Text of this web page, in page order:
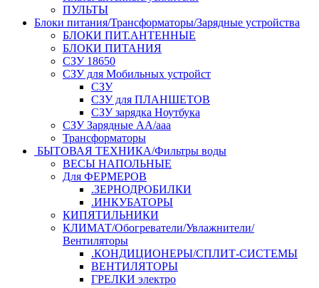
ПУЛЬТЫ
Блоки питания/Трансформаторы/Зарядные устройства
БЛОКИ ПИТ.АНТЕННЫЕ
БЛОКИ ПИТАНИЯ
СЗУ 18650
СЗУ для Мобильных устройст
СЗУ
СЗУ для ПЛАНШЕТОВ
СЗУ зарядка Ноутбука
СЗУ Зарядные АА/ааа
Трансформаторы
БЫТОВАЯ ТЕХНИКА/Фильтры воды
ВЕСЫ НАПОЛЬНЫЕ
Для ФЕРМЕРОВ
.ЗЕРНОДРОБИЛКИ
.ИНКУБАТОРЫ
КИПЯТИЛЬНИКИ
КЛИМАТ/Обогреватели/Увлажнители/
Вентиляторы
.КОНДИЦИОНЕРЫ/СПЛИТ-СИСТЕМЫ
ВЕНТИЛЯТОРЫ
ГРЕЛКИ электро